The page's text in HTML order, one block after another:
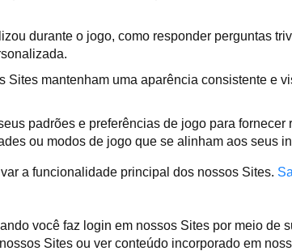
durante o jogo, como responder perguntas
Sites mantenham uma aparência consistente e
padrões e preferências de jogo para fornecer
ou modos de jogo que se alinham aos seus
a funcionalidade principal dos nossos Sites.
você faz login em nossos Sites por meio de
Sites ou ver conteúdo incorporado em